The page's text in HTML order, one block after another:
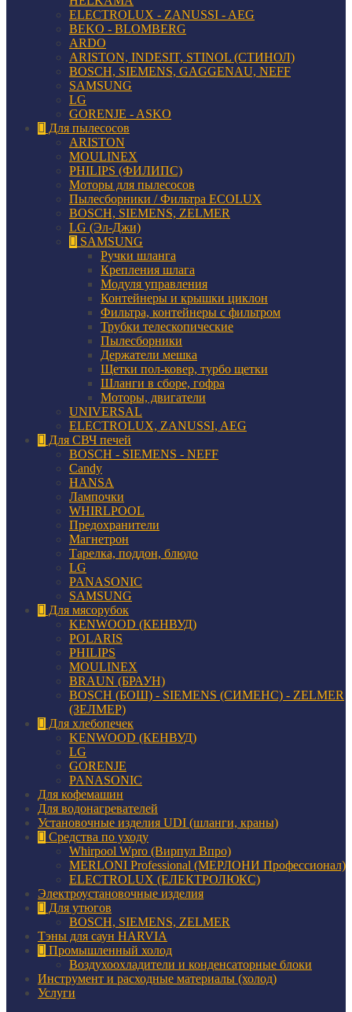
ELECTROLUX - ZANUSSI - AEG
BEKO - BLOMBERG
ARDO
ARISTON, INDESIT, STINOL (СТИНОЛ)
BOSCH, SIEMENS, GAGGENAU, NEFF
SAMSUNG
LG
GORENJE - ASKO
Для пылесосов
ARISTON
MOULINEX
PHILIPS (ФИЛИПС)
Моторы для пылесосов
Пылесборники / Фильтра ECOLUX
BOSCH, SIEMENS, ZELMER
LG (Эл-Джи)
SAMSUNG
Ручки шланга
Крепления шлага
Модуля управления
Контейнеры и крышки циклон
Фильтра, контейнеры с фильтром
Трубки телескопические
Пылесборники
Держатели мешка
Щетки пол-ковер, турбо щетки
Шланги в сборе, гофра
Моторы, двигатели
UNIVERSAL
ELECTROLUX, ZANUSSI, AEG
Для СВЧ печей
BOSCH - SIEMENS - NEFF
Candy
HANSA
Лампочки
WHIRLPOOL
Предохранители
Магнетрон
Тарелка, поддон, блюдо
LG
PANASONIC
SAMSUNG
Для мясорубок
KENWOOD (КЕНВУД)
POLARIS
PHILIPS
MOULINEX
BRAUN (БРАУН)
BOSCH (БОШ) - SIEMENS (СИМЕНС) - ZELMER
(ЗЕЛМЕР)
Для хлебопечек
KENWOOD (КЕНВУД)
LG
GORENJE
PANASONIC
Для кофемашин
Для водонагревателей
Установочные изделия UDI (шланги, краны)
Средства по уходу
Whirpool Wpro (Вирпул Впро)
MERLONI Professional (МЕРЛОНИ Профессионал)
ELECTROLUX (ЕЛЕКТРОЛЮКС)
Электроустановочные изделия
Для утюгов
BOSCH, SIEMENS, ZELMER
Тэны для саун HARVIA
Промышленный холод
Воздухоохладители и конденсаторные блоки
Инструмент и расходные материалы (холод)
Услуги